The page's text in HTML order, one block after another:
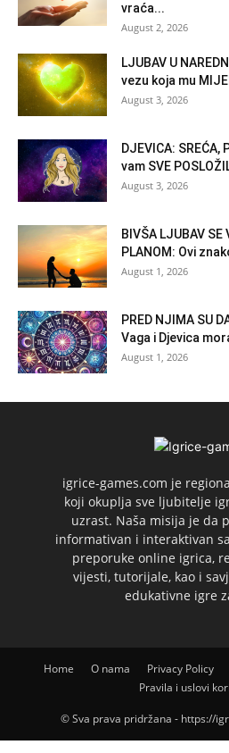
vraća...
August 2, 2026
LJUBAV U
vezu koja mu
August 3, 2026
DJEVICA: SREĆA,
vam SVE
August 3, 2026
BIVŠA LJUBAV SE
PLANOM: Ovi
August 1, 2026
PRED NJIMA SU
Vaga i Djevica
August 1, 2026
igrice-games.com je
koji okuplja sve ljubitelje
uzrast. Naša misija je da
informativan i interaktivan
preporuke online igrica,
vijesti, tutorijale, kao i
edukativne igre
Home O nama Privacy Policy
Pravila i uslovi
© Sva prava pridržana - https://